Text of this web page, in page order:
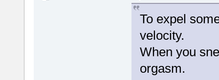
To expel
velocity.
When you
orgasm.